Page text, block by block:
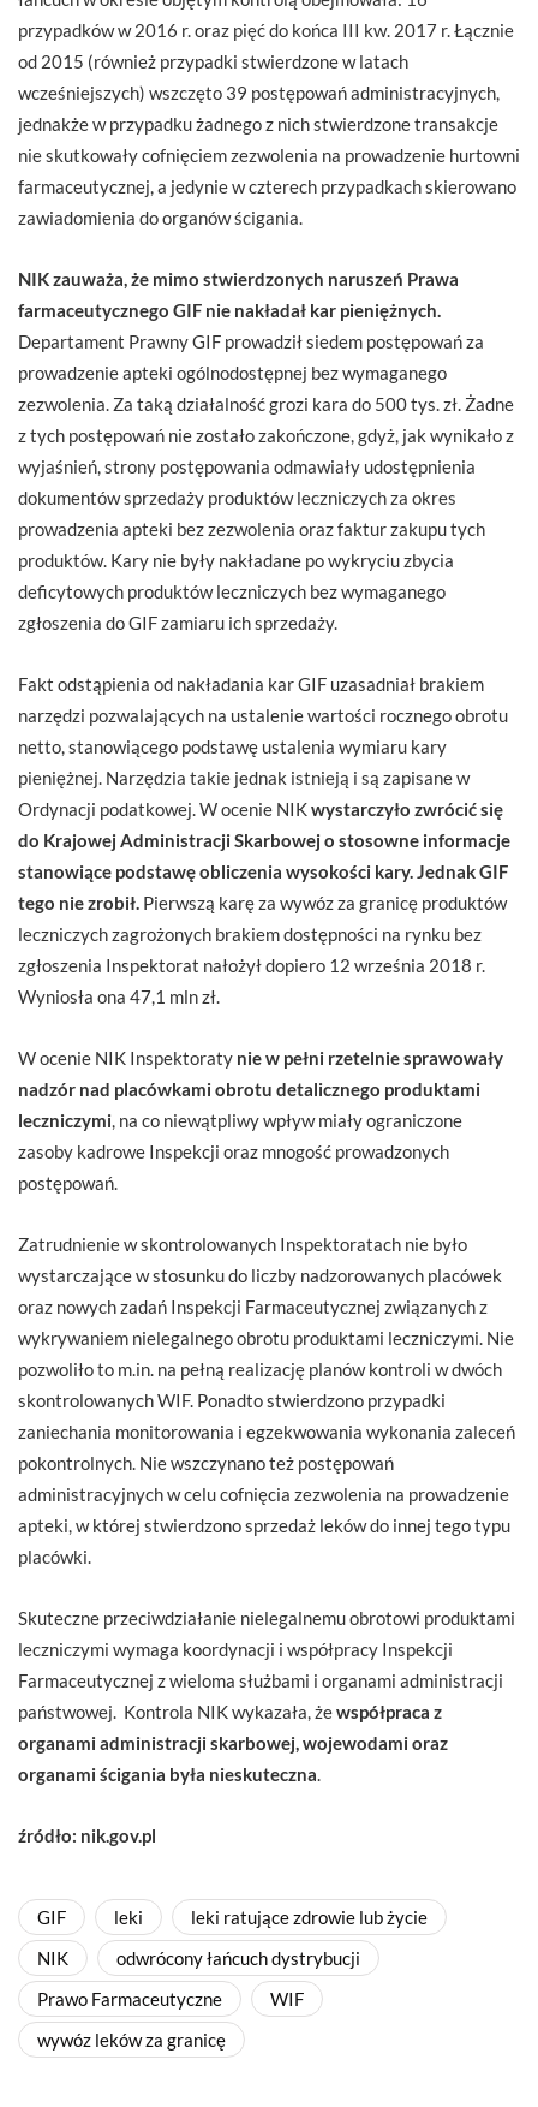
przypadków w 2016 r. oraz pięć do końca III kw. 2017 r. Łącznie
od 2015 (również przypadki stwierdzone w latach
wcześniejszych) wszczęto 39 postępowań administracyjnych,
jednakże w przypadku żadnego z nich stwierdzone transakcje
nie skutkowały cofnięciem zezwolenia na prowadzenie hurtowni
farmaceutycznej, a jedynie w czterech przypadkach skierowano
zawiadomienia do organów ścigania.
NIK zauważa, że mimo stwierdzonych naruszeń Prawa
farmaceutycznego GIF nie nakładał kar pieniężnych.
Departament Prawny GIF prowadził siedem postępowań za
prowadzenie apteki ogólnodostępnej bez wymaganego
zezwolenia. Za taką działalność grozi kara do 500 tys. zł. Żadne
z tych postępowań nie zostało zakończone, gdyż, jak wynikało z
wyjaśnień, strony postępowania odmawiały udostępnienia
dokumentów sprzedaży produktów leczniczych za okres
prowadzenia apteki bez zezwolenia oraz faktur zakupu tych
produktów. Kary nie były nakładane po wykryciu zbycia
deficytowych produktów leczniczych bez wymaganego
zgłoszenia do GIF zamiaru ich sprzedaży.
Fakt odstąpienia od nakładania kar GIF uzasadniał brakiem
narzędzi pozwalających na ustalenie wartości rocznego obrotu
netto, stanowiącego podstawę ustalenia wymiaru kary
pieniężnej. Narzędzia takie jednak istnieją i są zapisane w
Ordynacji podatkowej. W ocenie NIKwystarczyło zwrócić się
do Krajowej Administracji Skarbowej o stosowne informacje
stanowiące podstawę obliczenia wysokości kary. Jednak GIF
tego nie zrobił. Pierwszą karę za wywóz za granicę produktów
leczniczych zagrożonych brakiem dostępności na rynku bez
zgłoszenia Inspektorat nałożył dopiero 12 września 2018 r.
Wyniosła ona 47,1 mln zł.
W ocenie NIK Inspektoraty nie w pełni rzetelnie sprawowały
nadzór nad placówkami obrotu detalicznego produktami
leczniczymi , na co niewątpliwy wpływ miały ograniczone
zasoby kadrowe Inspekcji oraz mnogość prowadzonych
postępowań.
Zatrudnienie w skontrolowanych Inspektoratach nie było
wystarczające w stosunku do liczby nadzorowanych placówek
oraz nowych zadań Inspekcji Farmaceutycznej związanych z
wykrywaniem nielegalnego obrotu produktami leczniczymi. Nie
pozwoliło to m.in. na pełną realizację planów kontroli w dwóch
skontrolowanych WIF. Ponadto stwierdzono przypadki
zaniechania monitorowania i egzekwowania wykonania zaleceń
pokontrolnych. Nie wszczynano też postępowań
administracyjnych w celu cofnięcia zezwolenia na prowadzenie
apteki, w której stwierdzono sprzedaż leków do innej tego typu
placówki.
Skuteczne przeciwdziałanie nielegalnemu obrotowi produktami
leczniczymi wymaga koordynacji i współpracy Inspekcji
Farmaceutycznej z wieloma służbami i organami administracji
państwowej. Kontrola NIK wykazała, żewspółpraca z
organami administracji skarbowej, wojewodami oraz
organami ścigania była nieskuteczna
źródło: nik.gov.pl
GIF leki
leki ratujące zdrowie lub życie
NIK
odwrócony łańcuch dystrybucji
Prawo Farmaceutyczne
WIF
wywóz leków za granicę